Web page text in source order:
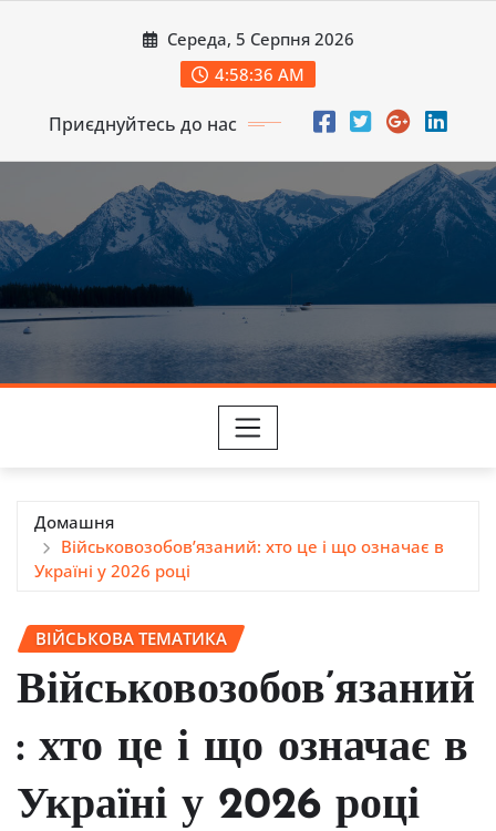
Середа, 5 Серпня 2026
4:58:37 AM
Приєднуйтесь до нас
Домашня
Військовозобов’язаний: хто це і що означає в
Україні у 2026 році
ВІЙСЬКОВА ТЕМАТИКА
Військовозобов’язаний
: хто це і що означає в
Україні у 2026 році